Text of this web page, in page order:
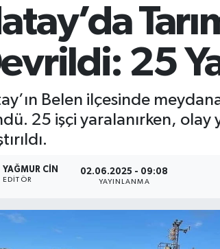
25
Belen ilçesinde
25 işçi yaralanırken, olay
YAĞMUR CIN
EDITÖR
02.06.2025 - 09:08
YAYINLANMA
Vakitleri
Haritası